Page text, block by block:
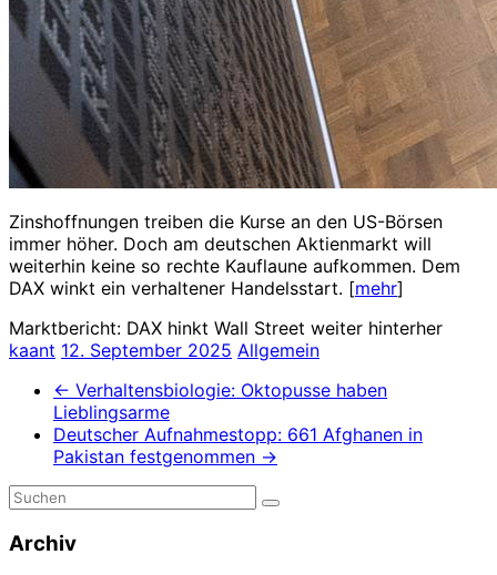
Zinshoffnungen treiben die Kurse an den US-Börsen
immer höher. Doch am deutschen Aktienmarkt will
weiterhin keine so rechte Kauflaune aufkommen. Dem
DAX winkt ein verhaltener Handelsstart. [mehr]
Marktbericht: DAX hinkt Wall Street weiter hinterher
kaant 12. September 2025 Allgemein
← Verhaltensbiologie: Oktopusse haben
Lieblingsarme
Deutscher Aufnahmestopp: 661 Afghanen in
Pakistan festgenommen →
Archiv